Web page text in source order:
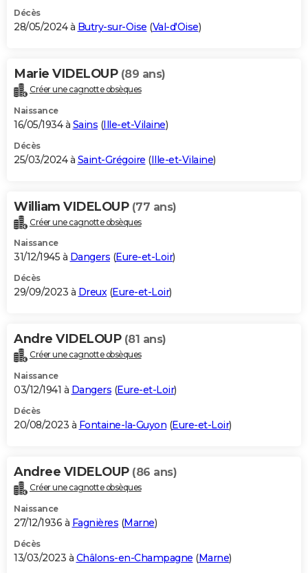
Décès
28/05/2024 à Butry-sur-Oise (Val-d'Oise)
Marie VIDELOUP (89 ans)
Créer une cagnotte obsèques
Naissance
16/05/1934 à Sains (Ille-et-Vilaine)
Décès
25/03/2024 à Saint-Grégoire (Ille-et-Vilaine)
William VIDELOUP (77 ans)
Créer une cagnotte obsèques
Naissance
31/12/1945 à Dangers (Eure-et-Loir)
Décès
29/09/2023 à Dreux(Eure-et-Loir)
Andre VIDELOUP (81 ans)
Créer une cagnotte obsèques
Naissance
03/12/1941 à Dangers (Eure-et-Loir)
Décès
20/08/2023 à Fontaine-la-Guyon (Eure-et-Loir)
Andree VIDELOUP (86 ans)
Créer une cagnotte obsèques
Naissance
27/12/1936 à Fagnières (Marne)
Décès
13/03/2023 à Châlons-en-Champagne (Marne)